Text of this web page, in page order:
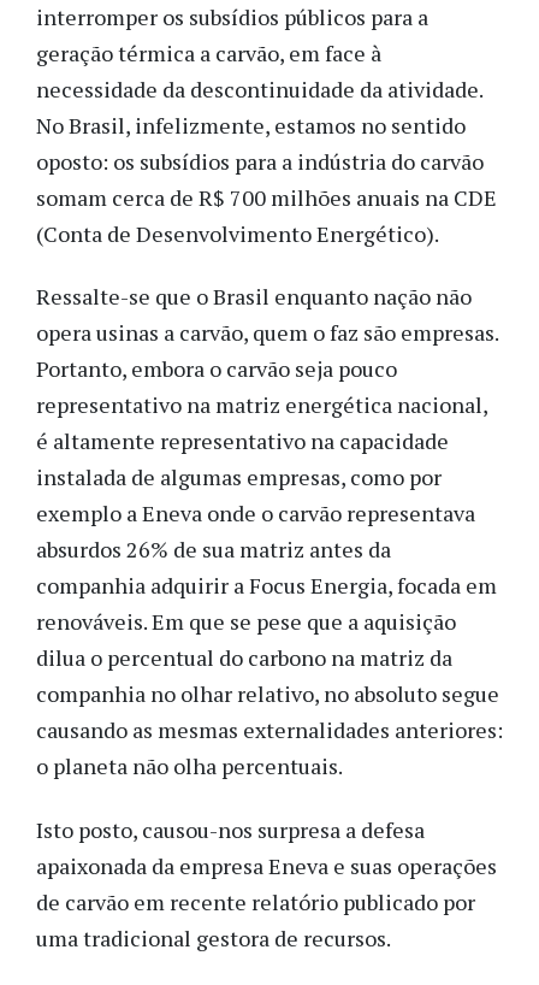
interromper os subsídios públicos para a
geração térmica a carvão, em face à
necessidade da descontinuidade da atividade.
No Brasil, infelizmente, estamos no sentido
oposto: os subsídios para a indústria do carvão
somam cerca de R$ 700 milhões anuais na CDE
(Conta de Desenvolvimento Energético).
Ressalte-se que o Brasil enquanto nação não
opera usinas a carvão, quem o faz são empresas.
Portanto, embora o carvão seja pouco
representativo na matriz energética nacional,
é altamente representativo na capacidade
instalada de algumas empresas, como por
exemplo a Eneva onde o carvão representava
absurdos 26% de sua matriz antes da
companhia adquirir a Focus Energia, focada em
renováveis. Em que se pese que a aquisição
dilua o percentual do carbono na matriz da
companhia no olhar relativo, no absoluto segue
causando as mesmas externalidades anteriores:
o planeta não olha percentuais.
Isto posto, causou-nos surpresa a defesa
apaixonada da empresa Eneva e suas operações
de carvão em recente relatório publicado por
uma tradicional gestora de recursos.